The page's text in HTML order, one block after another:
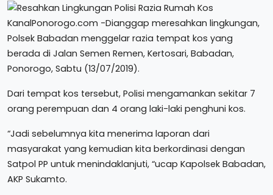
KanalPonorogo.com -Dianggap meresahkan lingkungan,
Polsek Babadan menggelar razia tempat kos yang
berada di Jalan Semen Remen, Kertosari, Babadan,
Ponorogo, Sabtu (13/07/2019).
Dari tempat kos tersebut, Polisi mengamankan sekitar 7
orang perempuan dan 4 orang laki-laki penghuni kos.
“Jadi sebelumnya kita menerima laporan dari
masyarakat yang kemudian kita berkordinasi dengan
Satpol PP untuk menindaklanjuti, “ucap Kapolsek Babadan,
AKP Sukamto.